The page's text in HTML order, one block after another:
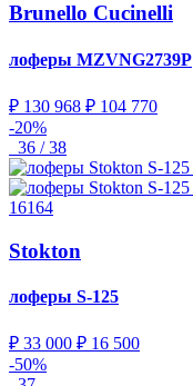
Brunello Cucinelli
лоферы MZVNG2739P
₽ 130 968 ₽ 104 770
-20%
36 / 38
16164
Stokton
лоферы S-125
₽ 33 000 ₽ 16 500
-50%